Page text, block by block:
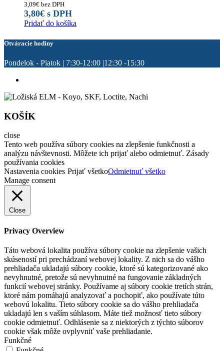
3,09€ bez DPH
3,80€ s DPH
Pridať do košíka
Otváracie hodiny
Pondelok - Piatok | 7:30-12:00 |12:30 -15:30
KOŠÍK
close
Tento web používa súbory cookies na zlepšenie funkčnosti a
analýzu návštevnosti. Môžete ich prijať alebo odmietnuť. Zásady
používania cookies
Nastavenia cookies Prijať všetkoOdmietnuť všetko
Manage consent
Close
Privacy Overview
Táto webová lokalita používa súbory cookie na zlepšenie vašich
skúseností pri prechádzaní webovej lokality. Z nich sa do vášho
prehliadača ukladajú súbory cookie, ktoré sú kategorizované ako
nevyhnutné, pretože sú nevyhnutné na fungovanie základných
funkcií webovej stránky. Používame aj súbory cookie tretích strán,
ktoré nám pomáhajú analyzovať a pochopiť, ako používate túto
webovú lokalitu. Tieto súbory cookie sa do vášho prehliadača
ukladajú len s vaším súhlasom. Máte tiež možnosť tieto súbory
cookie odmietnuť. Odhlásenie sa z niektorých z týchto súborov
cookie však môže ovplyvniť vaše prehliadanie.
Funkčné